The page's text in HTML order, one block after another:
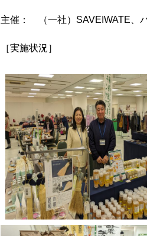
主催： （一社）SAVEIWATE、
［実施状況］